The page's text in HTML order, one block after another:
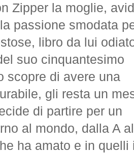
Zipper la moglie,
passione smodata
libro da lui
suo cinquantesimo
scopre di avere una
gli resta un
di partire per un
al mondo, dalla A
ha amato e in quelli